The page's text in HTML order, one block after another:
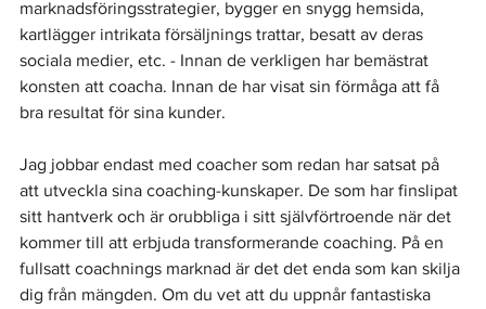
marknadsföringsstrategier, bygger en snygg hemsida,
kartlägger intrikata försäljnings trattar, besatt av deras
sociala medier, etc. - Innan de verkligen har bemästrat
konsten att coacha. Innan de har visat sin förmåga att få
bra resultat för sina kunder.
Jag jobbar endast med coacher som redan har satsat på
att utveckla sina coaching-kunskaper. De som har finslipat
sitt hantverk och är orubbliga i sitt självförtroende när det
kommer till att erbjuda transformerande coaching. På en
fullsatt coachnings marknad är det det enda som kan skilja
dig från mängden. Om du vet att du uppnår fantastiska